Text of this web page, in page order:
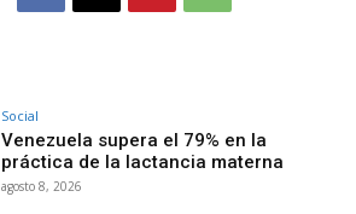
Social
Venezuela supera el 79% en la
práctica de la lactancia materna
agosto 8, 2026